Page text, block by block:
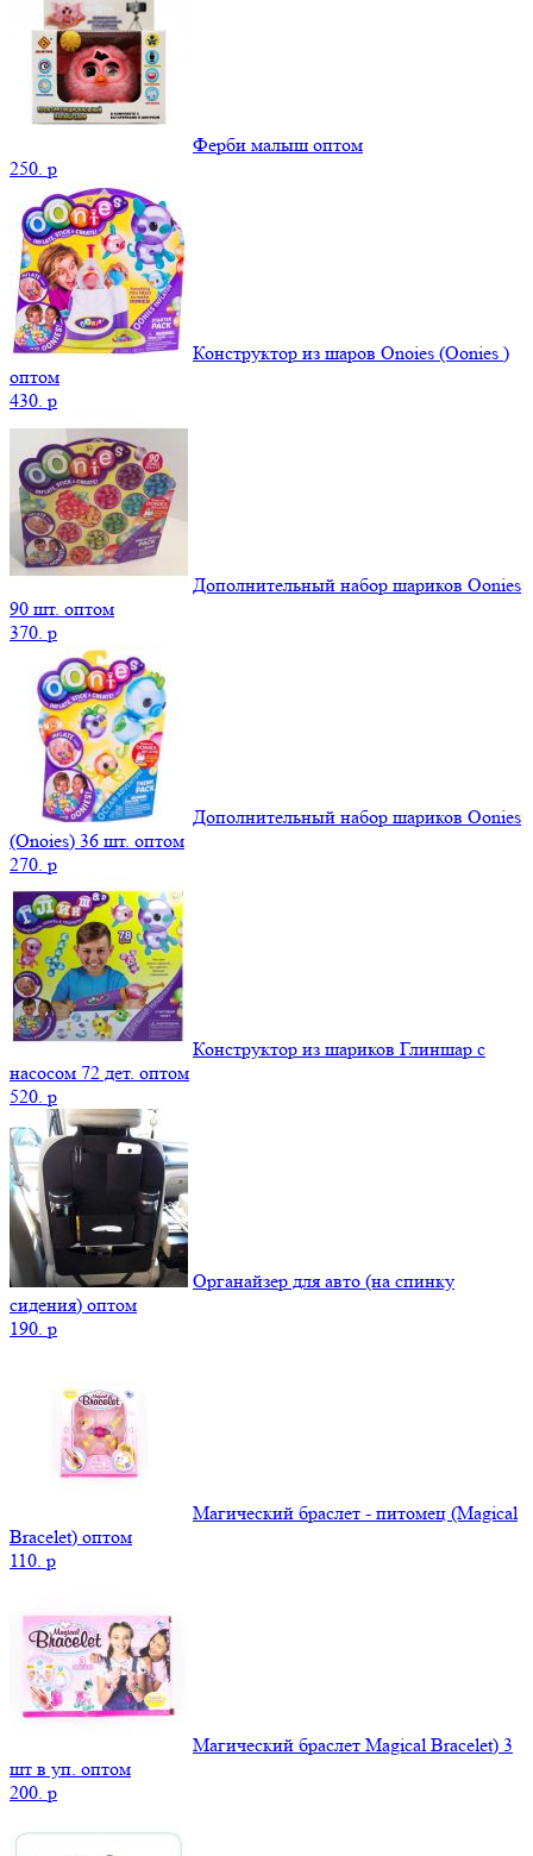
Ферби малыш оптом
250. p
Конструктор из шаров Onoies (Oonies )
оптом
430. p
Дополнительный набор шариков Oonies
90 шт. оптом
370. p
Дополнительный набор шариков Oonies
(Onoies) 36 шт. оптом
270. p
Конструктор из шариков Глиншар с
насосом 72 дет. оптом
520. p
Органайзер для авто (на спинку
сидения) оптом
190. p
Магический браслет - питомец (Magical
Bracelet) оптом
110. p
Магический браслет Magical Bracelet) 3
шт в уп. оптом
200. p